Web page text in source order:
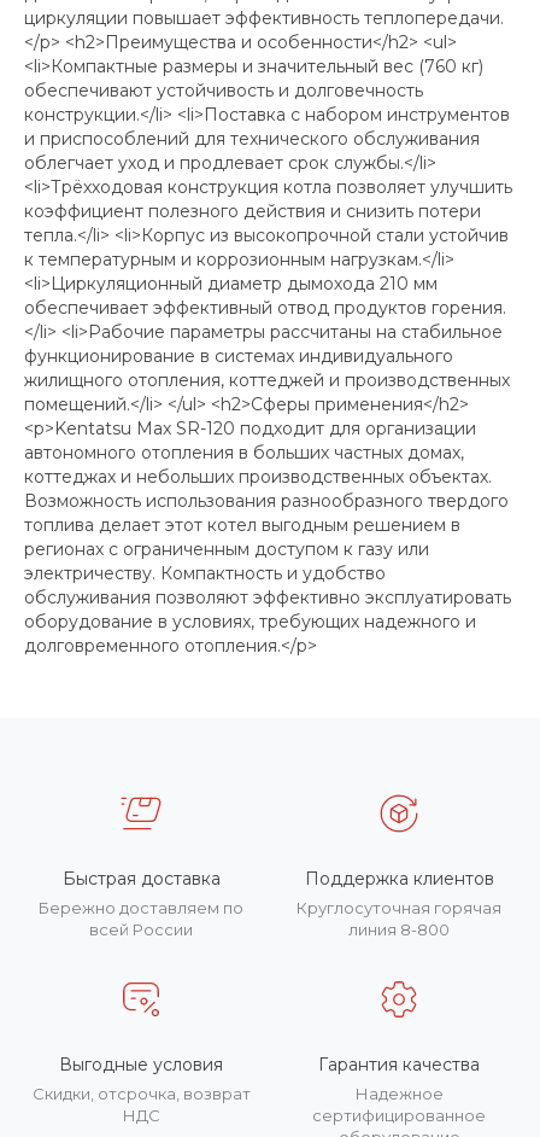
циркуляции повышает эффективность теплопередачи.
</p> <h2>Преимущества и особенности</h2> <ul>
<li>Компактные размеры и значительный вес (760 кг)
обеспечивают устойчивость и долговечность
конструкции.</li> <li>Поставка с набором инструментов
и приспособлений для технического обслуживания
облегчает уход и продлевает срок службы.</li>
<li>Трёхходовая конструкция котла позволяет улучшить
коэффициент полезного действия и снизить потери
тепла.</li> <li>Корпус из высокопрочной стали устойчив
к температурным и коррозионным нагрузкам.</li>
<li>Циркуляционный диаметр дымохода 210 мм
обеспечивает эффективный отвод продуктов горения.
</li> <li>Рабочие параметры рассчитаны на стабильное
функционирование в системах индивидуального
жилищного отопления, коттеджей и производственных
помещений.</li> </ul> <h2>Сферы применения</h2>
<p>Kentatsu Max SR-120 подходит для организации
автономного отопления в больших частных домах,
коттеджах и небольших производственных объектах.
Возможность использования разнообразного твердого
топлива делает этот котел выгодным решением в
регионах с ограниченным доступом к газу или
электричеству. Компактность и удобство
обслуживания позволяют эффективно эксплуатировать
оборудование в условиях, требующих надежного и
долговременного отопления.</p>
Быстрая доставка
Бережно доставляем по
всей России
Поддержка клиентов
Круглосуточная горячая
линия 8-800
Выгодные условия
Скидки, отсрочка, возврат
НДС
Гарантия качества
Надежное
сертифицированное